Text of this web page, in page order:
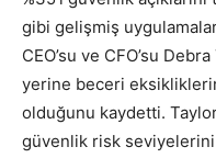
gibi gelişmiş
CEO’su ve CFO’su
yerine beceri
olduğunu kaydetti.
güvenlik risk seviyelerini